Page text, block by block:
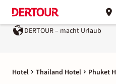
DERTOUR – macht Urlaub
Hotel Thailand Hotel Phuket